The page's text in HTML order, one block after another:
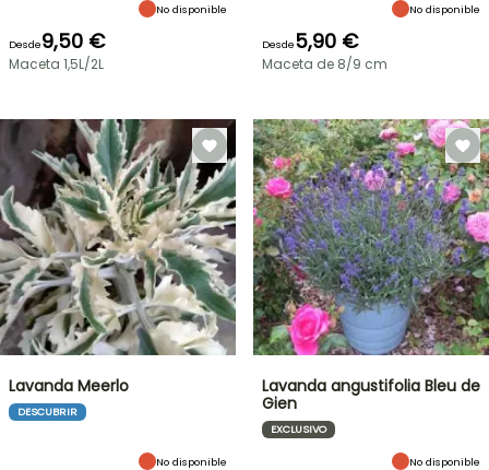
No disponible
Desde9,50 €
Maceta 1,5L/2L
No disponible
Desde5,90 €
Maceta de 8/9 cm
Lavanda Meerlo
DESCUBRIR
No disponible
Lavanda angustifolia Bleu de
Gien
EXCLUSIVO
No disponible